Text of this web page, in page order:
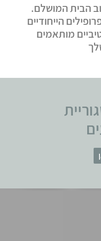
הבית המושלם.
הייחודיים
מותאמים